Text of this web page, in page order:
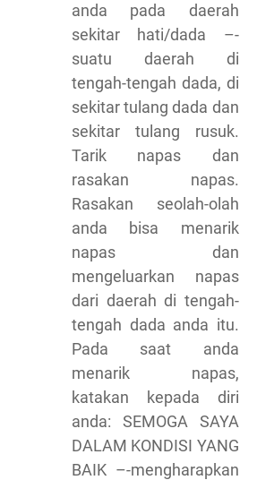
anda pada daerah
sekitar hati/dada –-
suatu daerah di
tengah-tengah dada, di
sekitar tulang dada dan
sekitar tulang rusuk.
Tarik napas dan
rasakan napas.
Rasakan seolah-olah
anda bisa menarik
napas dan
mengeluarkan napas
dari daerah di tengah-
tengah dada anda itu.
Pada saat anda
menarik napas,
katakan kepada diri
anda: SEMOGA SAYA
DALAM KONDISI YANG
BAIK –-mengharapkan